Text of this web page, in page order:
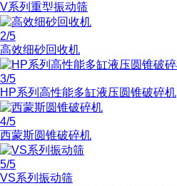
V系列重型振动筛
2/5
高效细砂回收机
3/5
HP系列高性能多缸液压圆锥破碎机
4/5
西蒙斯圆锥破碎机
5/5
VS系列振动筛